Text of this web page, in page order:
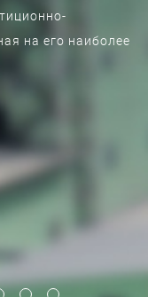
на его наиболее